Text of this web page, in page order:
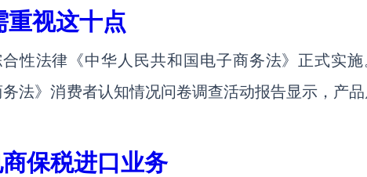
重视这十点
性法律《中华人民共和国电子商务法》正式实
法》消费者认知情况问卷调查活动报告显示，产
保税进口业务